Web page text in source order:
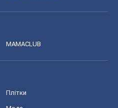
MAMACLUB
Плітки